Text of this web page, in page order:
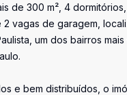
de 300 m², 4
2 vagas de garagem,
um dos bairros
e bem distribuídos, o